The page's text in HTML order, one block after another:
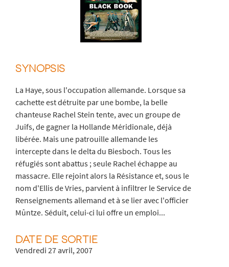
SYNOPSIS
La Haye, sous l'occupation allemande. Lorsque sa
cachette est détruite par une bombe, la belle
chanteuse Rachel Stein tente, avec un groupe de
Juifs, de gagner la Hollande Méridionale, déjà
libérée. Mais une patrouille allemande les
intercepte dans le delta du Biesboch. Tous les
réfugiés sont abattus ; seule Rachel échappe au
massacre. Elle rejoint alors la Résistance et, sous le
nom d'Ellis de Vries, parvient à infiltrer le Service de
Renseignements allemand et à se lier avec l'officier
Mûntze. Séduit, celui-ci lui offre un emploi...
DATE DE SORTIE
Vendredi 27 avril, 2007